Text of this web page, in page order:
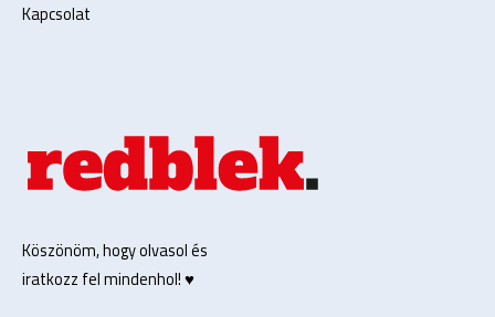
Kapcsolat
Köszönöm, hogy olvasol és
iratkozz fel mindenhol! ♥️